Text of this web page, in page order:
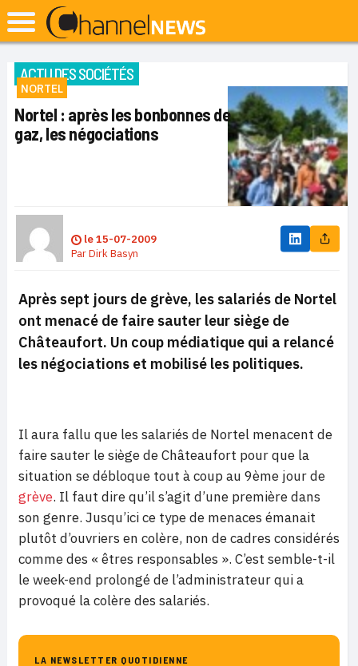
ACTU DES SOCIÉTÉS
NORTEL
Nortel : après les bonbonnes de
gaz, les négociations
le15-07-2009
ParDirk Basyn
Après sept jours de grève, les salariés de Nortel
ont menacé de faire sauter leur siège de
Châteaufort. Un coup médiatique qui a relancé
les négociations et mobilisé les politiques.
Il aura fallu que les salariés de Nortel menacent de
faire sauter le siège de Châteaufort pour que la
situation se débloque tout à coup au 9ème jour de
grève. Il faut dire qu’il s’agit d’une première dans
son genre. Jusqu’ici ce type de menaces émanait
plutôt d’ouvriers en colère, non de cadres considérés
comme des « êtres responsables ». C’est semble-t-il
le week-end prolongé de l’administrateur qui a
provoqué la colère des salariés.
LA NEWSLETTER QUOTIDIENNE